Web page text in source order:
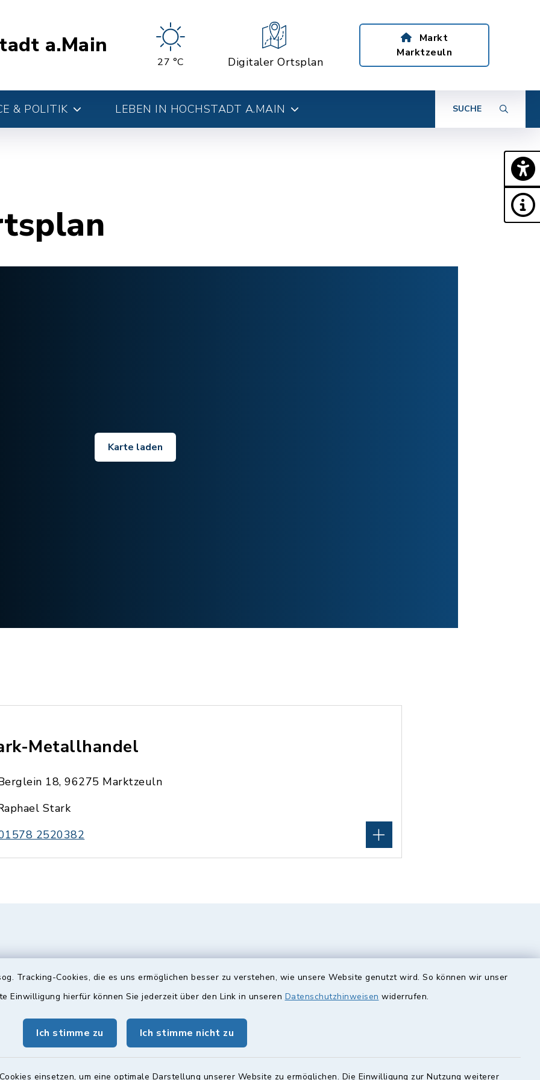
Tracking-Cookies, die es uns ermöglichen besser zu verstehen, wie unsere Website genutzt wird. So können wir unser
Einwilligung hierfür können Sie jederzeit über den Link in unseren Datenschutzhinweisen widerrufen.
Ich stimme zu Ich stimme nicht zu
einsetzen, um eine optimale Darstellung unserer Website zu ermöglichen. Die Einwilligung zur Nutzung weiterer
a.Main
27 °C Digitaler Ortsplan
Markt
Marktzeuln
& POLITIK LEBEN IN HOCHSTADT A.MAIN SUCHE
Karte laden
Metallhandel
18, 96275 Marktzeuln
Stark
2520382
Bürgersprechstunde